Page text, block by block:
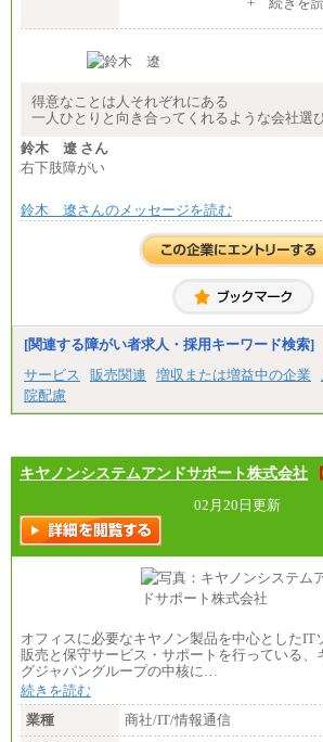
大学・大学院卒 初任給 月
最終学歴に応じ、上記新卒給与
して算定した調整手当を加算し
※試用期間中も給与に変更はご
得意なことは人それぞれにある
一人ひとりと向き合ってくれるような会社選
鈴木 遼 さん
右下肢障がい
鈴木 遼さんのメッセージを読む
[関連する障がい者求人・採用キーワード検索]
サービス
販売関連 増収または増益中の企業
院配慮
キヤノンシステムアンドサポート株式会社
02月20日更新
オフィスに必要なキヤノン製品を中心としたIT
販売と保守サービス・サポートを行っている、
グジャパングループの中核に…
続きを読む
業種
商社/IT/情報通信